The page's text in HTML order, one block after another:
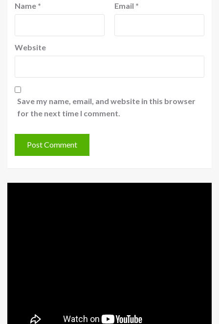
Name * Email *
Website
Save my name, email, and website in this browser
for the next time I comment.